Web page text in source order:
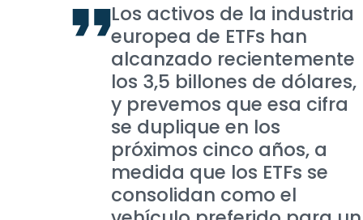
Los activos de la industria
europea de ETFs han
alcanzado recientemente
los 3,5 billones de dólares,
y prevemos que esa cifra
se duplique en los
próximos cinco años, a
medida que los ETFs se
consolidan como el